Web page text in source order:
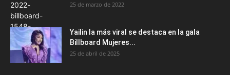
25 de marzo de 2022
Yailin la más viral se destaca en la gala
Billboard Mujeres...
25 de abril de 2025